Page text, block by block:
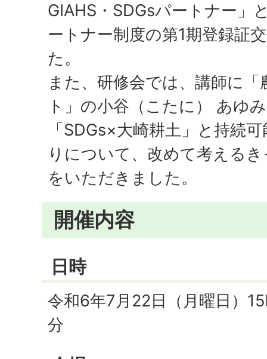
GIAHS・SDGsパートナー」
ートナー制度の第1期登録証
た。
また、研修会では、講師に
ト」の小谷（こたに） あゆ
「SDGs×大崎耕土」と持続
りについて、改めて考える
をいただきました。
開催内容
日時
令和6年7月22日（月曜日）
分